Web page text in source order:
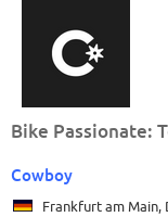
Bike Passionate:
Cowboy
Frankfurt am Main,